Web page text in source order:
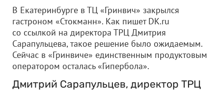
В Екатеринбурге в ТЦ «Гринвич» закрылся
гастроном «Стокманн». Как пишет DK.ru
со ссылкой на директора ТРЦ Дмитрия
Сарапульцева, такое решение было ожидаемым.
Сейчас в «Гринвиче» единственным продуктовым
оператором осталась «Гипербола».
Дмитрий Сарапульцев, директор ТРЦ